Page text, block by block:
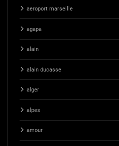
aeroport marseille
agapa
alain
alain ducasse
alger
alpes
amour